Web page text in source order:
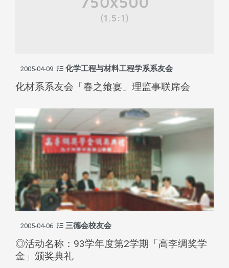
2005-04-09 化学工程与材料工程学系系友会
化材系系友会「春之飨宴」理监事联席会
2005-04-06 三德会校友会
◎活动名称：93学年度第2学期「高李绸奖学
金」颁奖典礼